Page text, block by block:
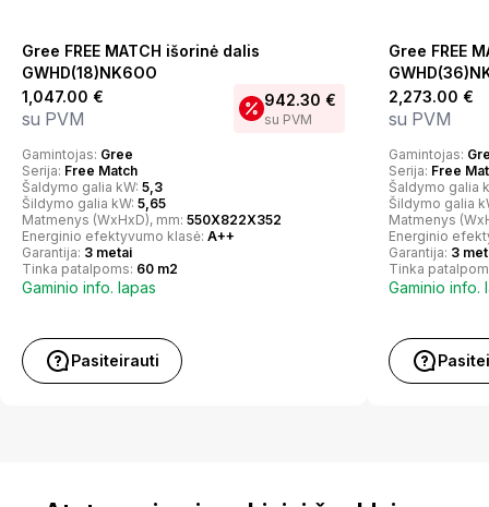
Išoriniai matmenys (H×W×D)
Mm
Grynasis svoris
Kg
9.5
Šaltnešio vamzdynų dydis
Skystis / Dujos
6.35(1/4″) / 9.52(3/8″)
Gree FREE MATCH išorinė dalis
GWHD(18)NK6OO
1,047.00 €
su PVM
942.30 €
su PVM
Gamintojas: Gree
Serija: Free Match
Šaldymo galia kW: 5,3
Šildymo galia kW: 5,65
Matmenys (WxHxD), mm: 550X822X352
Energinio efektyvumo klasė: A++
Garantija: 3 metai
Tinka patalpoms: 60 m2
Gaminio info. lapas
Pasiteirauti
Gree FREE
2,273.00 €
su PVM
Gamintojas:
Serija: Free
Šaldymo galia
Šildymo galia
Matmenys
Energinio
Garantija: 3
Tinka
Gaminio info.